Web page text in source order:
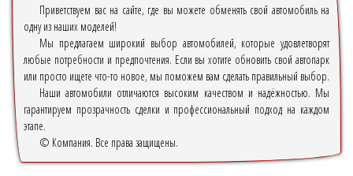
Приветствуем вас на сайте, где вы можете обменять свой автомобиль на
одну из наших моделей!
Мы предлагаем широкий выбор автомобилей, которые удовлетворят
любые потребности и предпочтения. Если вы хотите обновить свой автопарк
или просто ищете что-то новое, мы поможем вам сделать правильный выбор.
Наши автомобили отличаются высоким качеством и надёжностью. Мы
гарантируем прозрачность сделки и профессиональный подход на каждом
этапе.
© Компания. Все права защищены.